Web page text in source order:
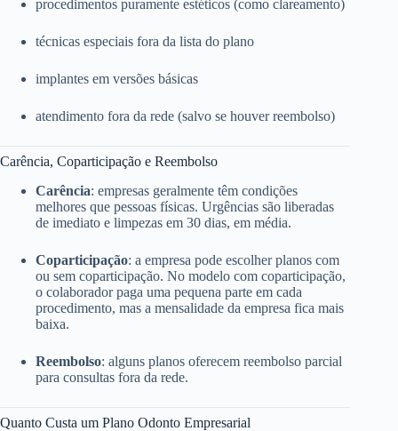
procedimentos puramente estéticos (como clareamento)
técnicas especiais fora da lista do plano
implantes em versões básicas
atendimento fora da rede (salvo se houver reembolso)
Carência, Coparticipação e Reembolso
Carência: empresas geralmente têm condições
melhores que pessoas físicas. Urgências são liberadas
de imediato e limpezas em 30 dias, em média.
Coparticipação: a empresa pode escolher planos com
ou sem coparticipação. No modelo com coparticipação,
o colaborador paga uma pequena parte em cada
procedimento, mas a mensalidade da empresa fica mais
baixa.
Reembolso: alguns planos oferecem reembolso parcial
para consultas fora da rede.
Quanto Custa um Plano Odonto Empresarial